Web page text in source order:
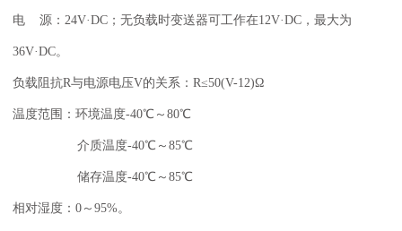
电 源：24V·DC；无负载时变送器可工作在12V·DC，最大为
36V·DC。
负载阻抗R与电源电压V的关系：R≤50(V-12)Ω
温度范围：环境温度-40℃～80℃
介质温度-40℃～85℃
储存温度-40℃～85℃
相对湿度：0～95%。